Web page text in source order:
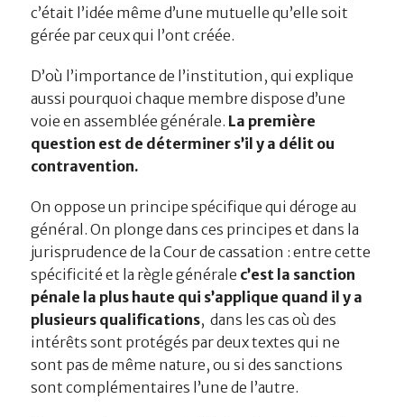
c’était l’idée même d’une mutuelle qu’elle soit
gérée par ceux qui l’ont créée.
D’où l’importance de l’institution, qui explique
aussi pourquoi chaque membre dispose d’une
voie en assemblée générale. La première
question est de déterminer s’il y a délit ou
contravention.
On oppose un principe spécifique qui déroge au
général. On plonge dans ces principes et dans la
jurisprudence de la Cour de cassation : entre cette
spécificité et la règle générale c’est la sanction
pénale la plus haute qui s’applique quand il y a
plusieurs qualifications, dans les cas où des
intérêts sont protégés par deux textes qui ne
sont pas de même nature, ou si des sanctions
sont complémentaires l’une de l’autre.